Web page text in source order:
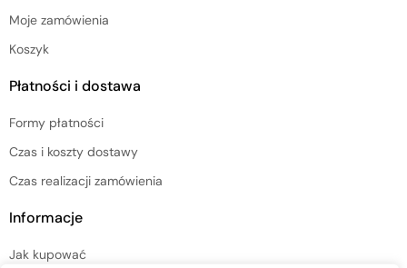
Moje zamówienia
Koszyk
Płatności i dostawa
Formy płatności
Czas i koszty dostawy
Czas realizacji zamówienia
Informacje
Jak kupować